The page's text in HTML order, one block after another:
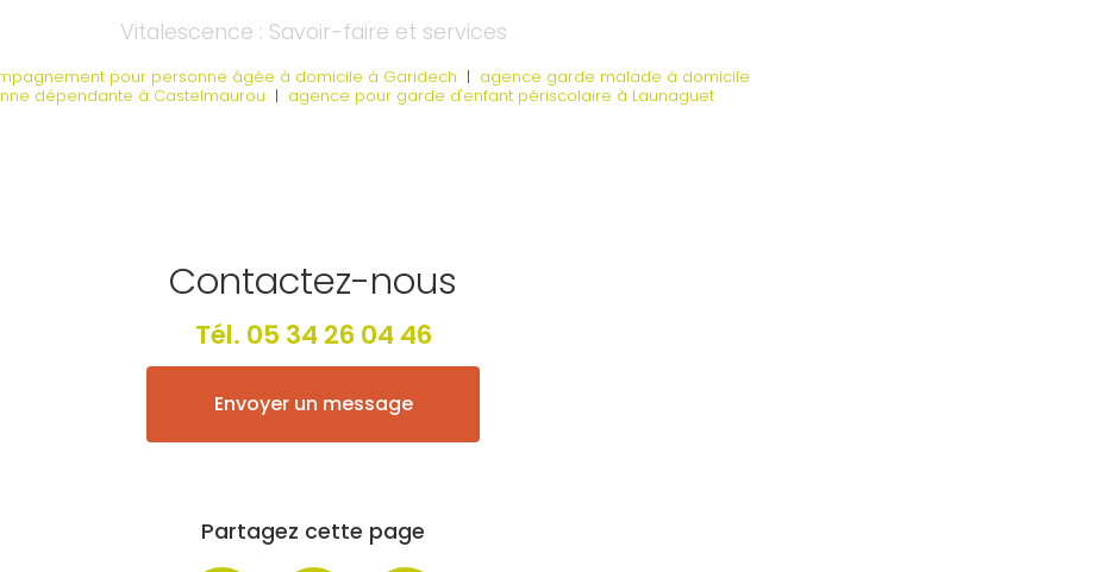
Vitalescence : Savoir-faire et services
pour personne âgée à domicile à Garidech | agence garde malade à domicile
dépendante à Castelmaurou | agence pour garde d'enfant périscolaire à Launaguet
Contactez-nous
Tél. 05 34 26 04 46
Envoyer un message
Partagez cette page